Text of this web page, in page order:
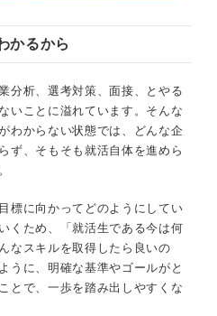
かるから
分析、選考対策、面接、とやる
いことに溢れています。そんな
わからない状態では、どんな企
ず、そもそも就活自体を進めら
標に向かってどのようにしてい
くため、「就活生である今は何
なスキルを取得したら良いの
うに、明確な基準やゴールがと
とで、一歩を踏み出しやすくな